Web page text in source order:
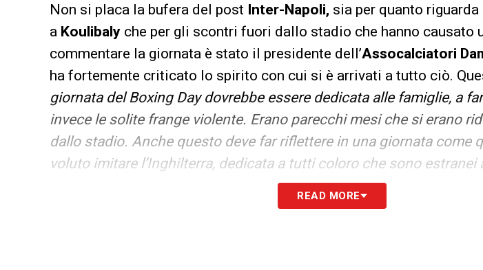
Non si placa la bufera del post Inter-Napoli, sia per quanto
a Koulibaly che per gli scontri fuori dallo stadio che hanno causato
commentare la giornata è stato il presidente dell’Assocalciatori
ha fortemente criticato lo spirito con cui si è arrivati a tutto ciò.
giornata del Boxing Day dovrebbe essere dedicata alle famiglie, a
invece le solite frange violente. Erano parecchi mesi che si erano
dallo stadio. Anche questo deve far riflettere in una giornata come
voluto imitare l’Inghilterra, dedicata a tutti coloro che sono estranei
READ MORE